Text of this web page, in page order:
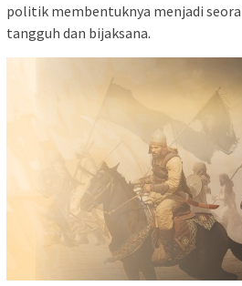
politik membentuknya menjadi
tangguh dan bijaksana.